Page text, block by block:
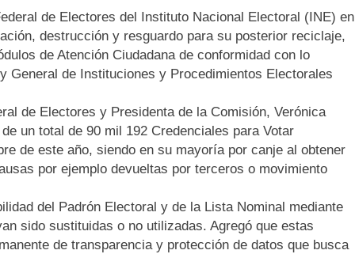
de Electores del Instituto Nacional Electoral (INE) en
destrucción y resguardo para su posterior reciclaje,
de Atención Ciudadana de conformidad con lo
General de Instituciones y Procedimientos Electorales
de Electores y Presidenta de la Comisión, Verónica
un total de 90 mil 192 Credenciales para Votar
de este año, siendo en su mayoría por canje al obtener
por ejemplo devueltas por terceros o movimiento
del Padrón Electoral y de la Lista Nominal mediante
sido sustituidas o no utilizadas. Agregó que estas
de transparencia y protección de datos que busca